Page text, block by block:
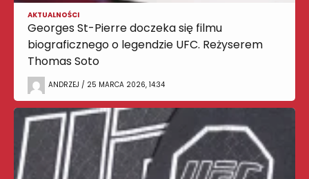
AKTUALNOŚCI
Georges St-Pierre doczeka się filmu
biograficznego o legendzie UFC. Reżyserem
Thomas Soto
ANDRZEJ / 25 MARCA 2026, 14:34